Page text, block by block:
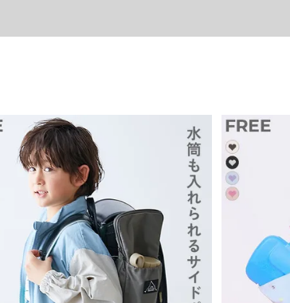
レクター付き)（別ページ）
(リフレクター付き)
ケース（別ページ）